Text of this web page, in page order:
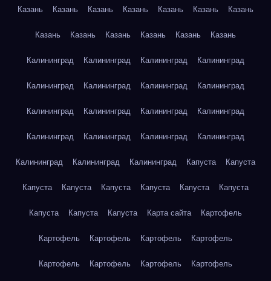
Казань Казань Казань Казань Казань Казань Казань
Казань Казань Казань Казань Казань Казань
Калининград Калининград Калининград Калининград
Калининград Калининград Калининград Калининград
Калининград Калининград Калининград Калининград
Калининград Калининград Калининград Калининград
Калининград Калининград Калининград Капуста Капуста
Капуста Капуста Капуста Капуста Капуста Капуста
Капуста Капуста Капуста Карта сайта Картофель
Картофель Картофель Картофель Картофель
Картофель Картофель Картофель Картофель